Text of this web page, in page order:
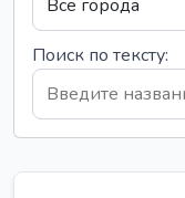
Поиск по тексту: